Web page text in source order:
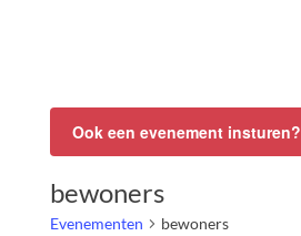
Ook een evenement insturen?
bewoners
Evenementen bewoners